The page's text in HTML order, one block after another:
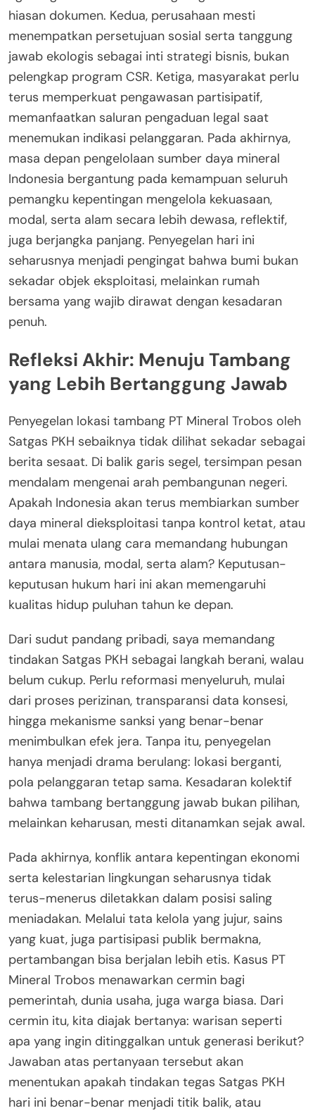
hiasan dokumen. Kedua, perusahaan mesti
menempatkan persetujuan sosial serta tanggung
jawab ekologis sebagai inti strategi bisnis, bukan
pelengkap program CSR. Ketiga, masyarakat perlu
terus memperkuat pengawasan partisipatif,
memanfaatkan saluran pengaduan legal saat
menemukan indikasi pelanggaran. Pada akhirnya,
masa depan pengelolaan sumber daya mineral
Indonesia bergantung pada kemampuan seluruh
pemangku kepentingan mengelola kekuasaan,
modal, serta alam secara lebih dewasa, reflektif,
juga berjangka panjang. Penyegelan hari ini
seharusnya menjadi pengingat bahwa bumi bukan
sekadar objek eksploitasi, melainkan rumah
bersama yang wajib dirawat dengan kesadaran
penuh.
Refleksi Akhir: Menuju Tambang
yang Lebih Bertanggung Jawab
Penyegelan lokasi tambang PT Mineral Trobos oleh
Satgas PKH sebaiknya tidak dilihat sekadar sebagai
berita sesaat. Di balik garis segel, tersimpan pesan
mendalam mengenai arah pembangunan negeri.
Apakah Indonesia akan terus membiarkan sumber
daya mineral dieksploitasi tanpa kontrol ketat, atau
mulai menata ulang cara memandang hubungan
antara manusia, modal, serta alam? Keputusan-
keputusan hukum hari ini akan memengaruhi
kualitas hidup puluhan tahun ke depan.
Dari sudut pandang pribadi, saya memandang
tindakan Satgas PKH sebagai langkah berani, walau
belum cukup. Perlu reformasi menyeluruh, mulai
dari proses perizinan, transparansi data konsesi,
hingga mekanisme sanksi yang benar-benar
menimbulkan efek jera. Tanpa itu, penyegelan
hanya menjadi drama berulang: lokasi berganti,
pola pelanggaran tetap sama. Kesadaran kolektif
bahwa tambang bertanggung jawab bukan pilihan,
melainkan keharusan, mesti ditanamkan sejak awal.
Pada akhirnya, konflik antara kepentingan ekonomi
serta kelestarian lingkungan seharusnya tidak
terus-menerus diletakkan dalam posisi saling
meniadakan. Melalui tata kelola yang jujur, sains
yang kuat, juga partisipasi publik bermakna,
pertambangan bisa berjalan lebih etis. Kasus PT
Mineral Trobos menawarkan cermin bagi
pemerintah, dunia usaha, juga warga biasa. Dari
cermin itu, kita diajak bertanya: warisan seperti
apa yang ingin ditinggalkan untuk generasi berikut?
Jawaban atas pertanyaan tersebut akan
menentukan apakah tindakan tegas Satgas PKH
hari ini benar-benar menjadi titik balik, atau